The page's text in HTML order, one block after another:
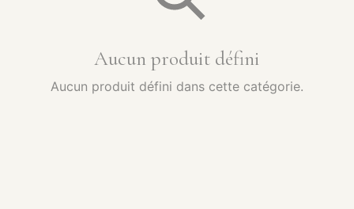
Aucun produit défini
Aucun produit défini dans cette catégorie.